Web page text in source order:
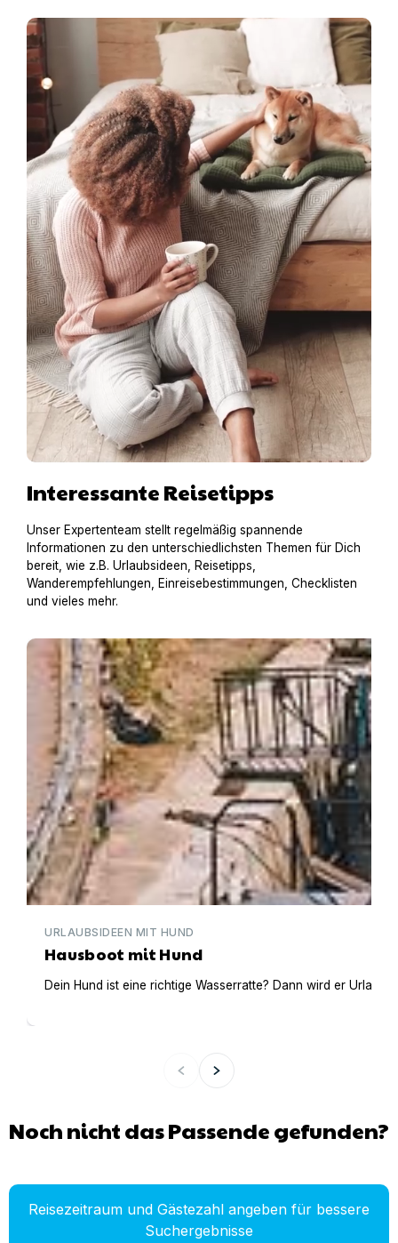
Interessante Reisetipps
Unser Expertenteam stellt regelmäßig spannende
Informationen zu den unterschiedlichsten Themen für Dich
bereit, wie z.B. Urlaubsideen, Reisetipps,
Wanderempfehlungen, Einreisebestimmungen, Checklisten
und vieles mehr.
Hausboot mit Hund
URLAUBSIDEEN MIT HUND
Hausboot mit Hund
Dein Hund ist eine richtige Wasserratte? Dann wird er
Noch nicht das Passende gefunden?
Reisezeitraum und Gästezahl angeben für bessere
Suchergebnisse